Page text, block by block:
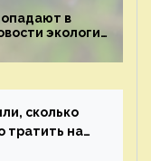
в
экологии
сколько
тратить на